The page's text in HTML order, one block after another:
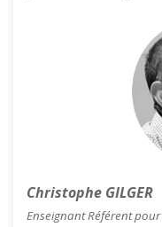
Christophe GILGER
Enseignant Référent